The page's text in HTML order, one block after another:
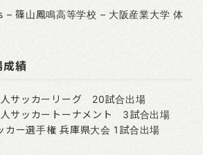
– 篠山鳳鳴高等学校 – 大阪産業大学 体
績
サッカーリーグ 20試合出場
サッカートーナメント 3試合出場
カー選手権 兵庫県大会 1試合出場